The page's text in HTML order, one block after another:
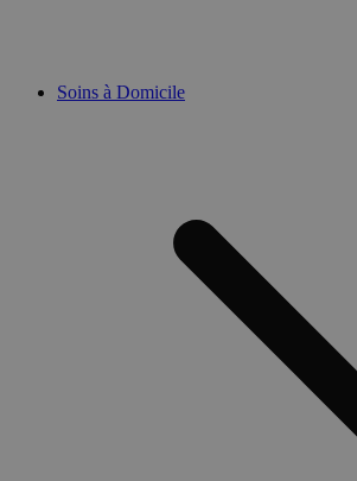
Soins à Domicile